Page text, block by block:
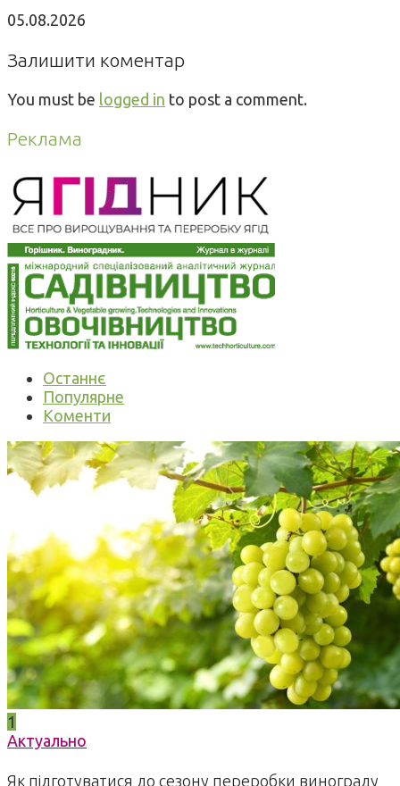
05.08.2026
Залишити коментар
You must be logged in to post a comment.
Реклама
Останнє
Популярне
Коменти
1
Актуально
Як підготуватися до сезону переробки винограду